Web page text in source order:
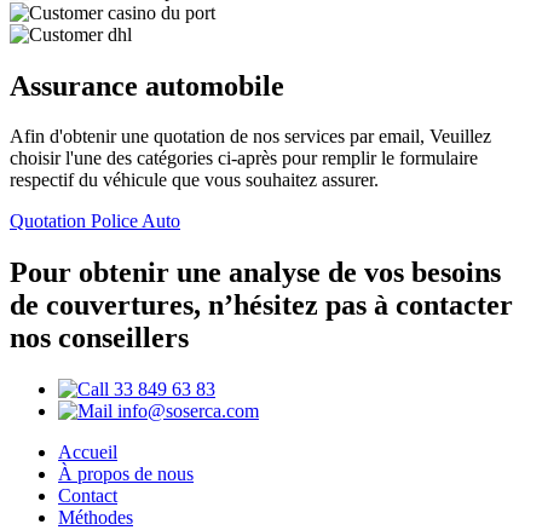
Assurance automobile
Afin d'obtenir une quotation de nos services par email, Veuillez
choisir l'une des catégories ci-après pour remplir le formulaire
respectif du véhicule que vous souhaitez assurer.
Quotation Police Auto
Pour obtenir une analyse de vos besoins
de couvertures, n’hésitez pas à contacter
nos conseillers
33 849 63 83
info@soserca.com
Accueil
À propos de nous
Contact
Méthodes